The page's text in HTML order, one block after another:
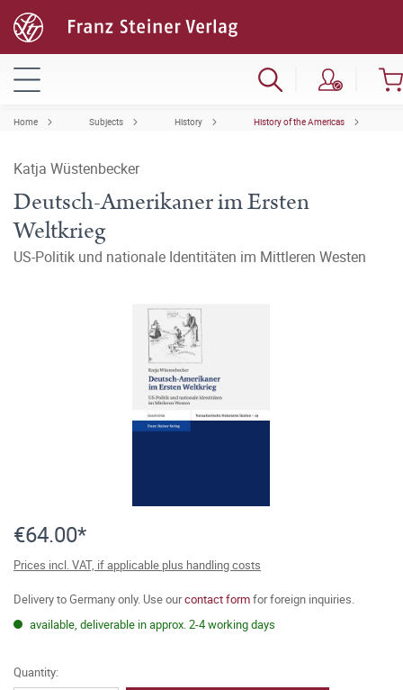
Home Subjects History History of the Americas
Katja Wüstenbecker
Deutsch-Amerikaner im Ersten
Weltkrieg
US-Politik und nationale Identitäten im Mittleren Westen
€64.00*
Prices incl. VAT, if applicable plus handling costs
Delivery to Germany only. Use ourcontact formfor foreign inquiries.
available, deliverable in approx. 2-4 working days
Quantity: